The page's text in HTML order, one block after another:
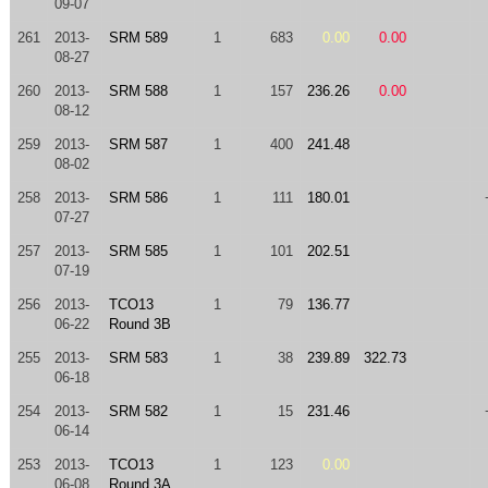
09-07
261
2013-
08-27
SRM 589 1 683 0.00 0.00
260
2013-
08-12
SRM 588 1 157 236.26 0.00
259
2013-
08-02
SRM 587 1 400 241.48
258
2013-
07-27
SRM 586 1 111 180.01
257
2013-
07-19
SRM 585 1 101 202.51
256
2013-
06-22
TCO13
Round 3B
1 79 136.77
255
2013-
06-18
SRM 583 1 38 239.89 322.73
254
2013-
06-14
SRM 582 1 15 231.46
253
2013-
06-08
TCO13
Round 3A
1 123 0.00